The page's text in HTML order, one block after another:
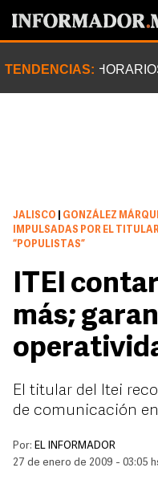
TENDENCIAS:
JALISCO
GONZÁLEZ
IMPULSADAS POR EL
“POPULISTAS”
ITEI
más;
El titular del Itei
de comunicación
Por: EL INFORMADOR
27 de enero de 2009 - 03:05